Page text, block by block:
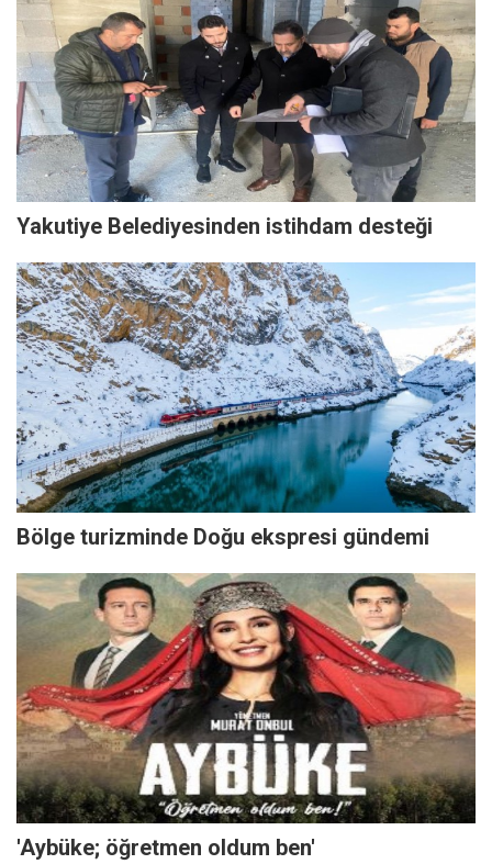
Yakutiye Belediyesinden istihdam desteği
Bölge turizminde Doğu ekspresi gündemi
'Aybüke; öğretmen oldum ben'